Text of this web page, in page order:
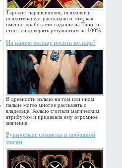
Таролог, парапсихолог, психолог и
психотерапевт рассказали о том, как
именно «работает» гадание на Таро, и
стоит ли доверять результатам на 100%.
На каком пальце носить кольцо?
В древности кольцо на том или ином
пальце могло многое рассказать о
владельце. Кольцо считали магическим
атрибутом и придавали ему огромное
значение.
Рунические символы в любовной
магии